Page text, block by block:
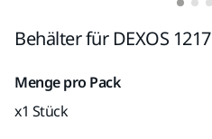
Behälter für DEXOS 1217
Menge pro Pack
x1 Stück